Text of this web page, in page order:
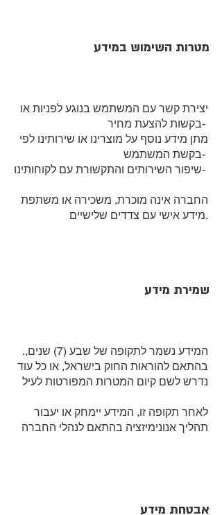
מטרות השימוש במידע
יצירת קשר עם המשתמש בנוגע לפניות או
בקשות להצעת מחיר-
מתן מידע נוסף על מוצרינו או שירותינו לפי
בקשת המשתמש-
שיפור השירותים והתקשורת עם לקוחותינו-
החברה אינה מוכרת, משכירה או משתפת
מידע אישי עם צדדים שלישיים.
שמירת מידע
.המידע נשמר לתקופה של שבע (7) שנים,
בהתאם להוראות החוק בישראל, או כל עוד
נדרש לשם קיום המטרות המפורטות לעיל
לאחר תקופה זו, המידע יימחק או יעבור
תהליך אנונימיזציה בהתאם לנהלי החברה
אבטחת מידע